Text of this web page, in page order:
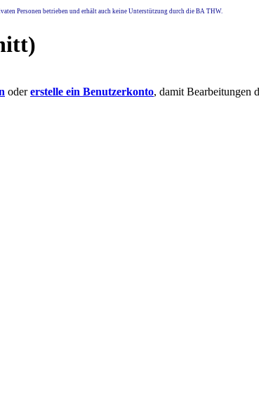
Personen betrieben und erhält auch keine Unterstützung durch die BA THW.
odererstelle ein Benutzerkonto, damit Bearbeitungen